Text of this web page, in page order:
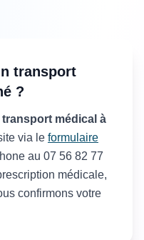
transport
?
transport médical à
via le formulaire
au 07 56 82 77
médicale,
confirmons votre